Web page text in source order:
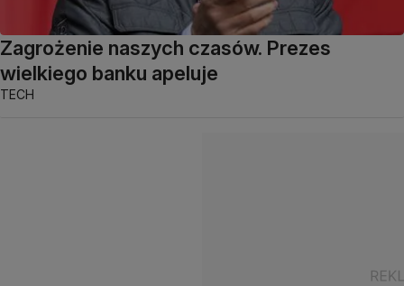
Zagrożenie naszych czasów. Prezes
wielkiego banku apeluje
TECH